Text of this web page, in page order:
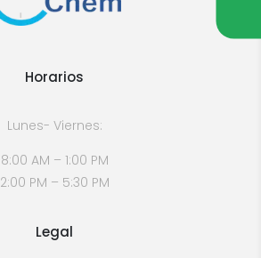
Horarios
Lunes- Viernes:
8:00 AM – 1:00 PM
2:00 PM – 5:30 PM
Legal